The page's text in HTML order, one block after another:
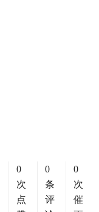
0
次
点
0
条
评
0
次
催